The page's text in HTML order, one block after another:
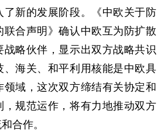
了新的发展阶段。《中欧关于防
联合声明》确认中欧互为防扩散
战略伙伴，显示出双方战略共识
、海关、和平利用核能是中欧具
域，这次双方缔结有关协定和
，规范运作，将有力地推动双方
合作。